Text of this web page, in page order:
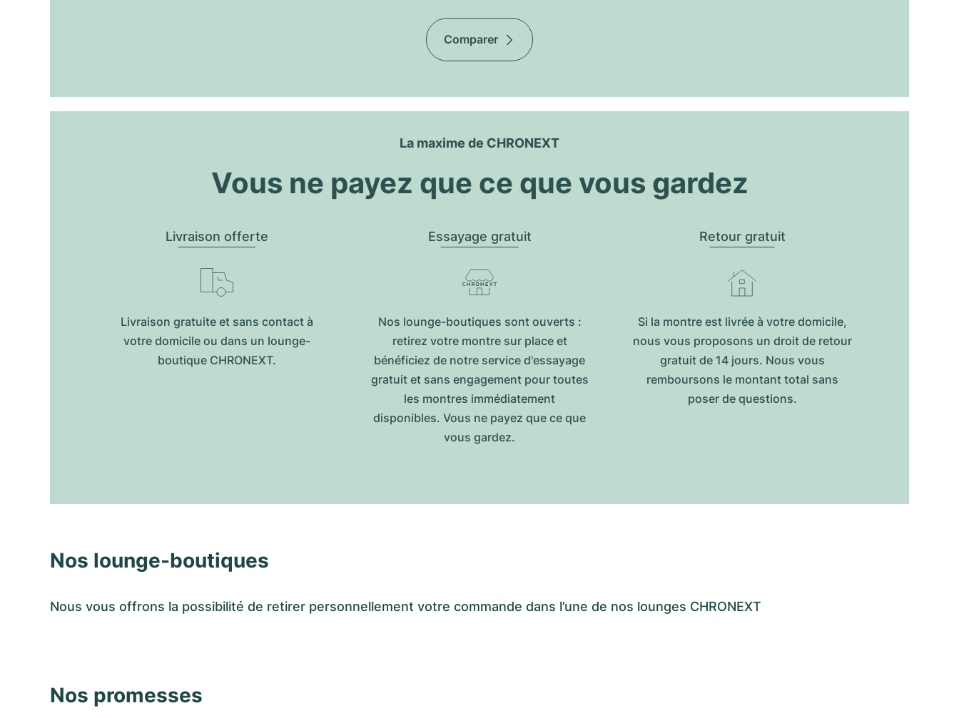
Comparer
La maxime de CHRONEXT
Vous ne payez que ce que vous gardez
Livraison offerte
Livraison gratuite et sans contact à
votre domicile ou dans un lounge-
boutique CHRONEXT.
Essayage gratuit
Nos lounge-boutiques sont ouverts :
retirez votre montre sur place et
bénéficiez de notre service d'essayage
gratuit et sans engagement pour toutes
les montres immédiatement
disponibles. Vous ne payez que ce que
vous gardez.
Retour gratuit
Si la montre est livrée à votre domicile,
nous vous proposons un droit de retour
gratuit de 14 jours. Nous vous
remboursons le montant total sans
poser de questions.
Nos lounge-boutiques
Nous vous offrons la possibilité de retirer personnellement votre commande dans l’une de nos lounges CHRONEXT
Nos promesses